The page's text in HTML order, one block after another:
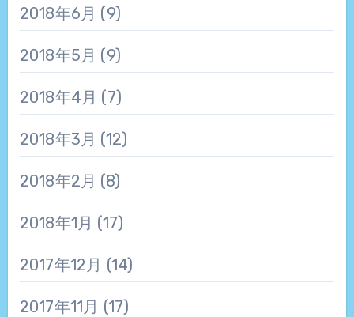
2018年6月 (9)
2018年5月 (9)
2018年4月 (7)
2018年3月 (12)
2018年2月 (8)
2018年1月 (17)
2017年12月 (14)
2017年11月 (17)